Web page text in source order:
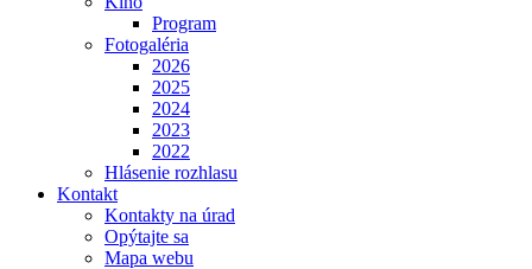
Program
Fotogaléria
2026
2025
2024
2023
2022
Hlásenie rozhlasu
Kontakt
Kontakty na úrad
Opýtajte sa
Mapa webu